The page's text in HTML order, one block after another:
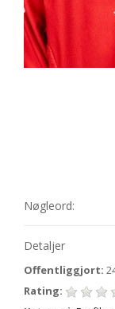
Nøgleord:
Detaljer
Offentliggjort:
Rating: